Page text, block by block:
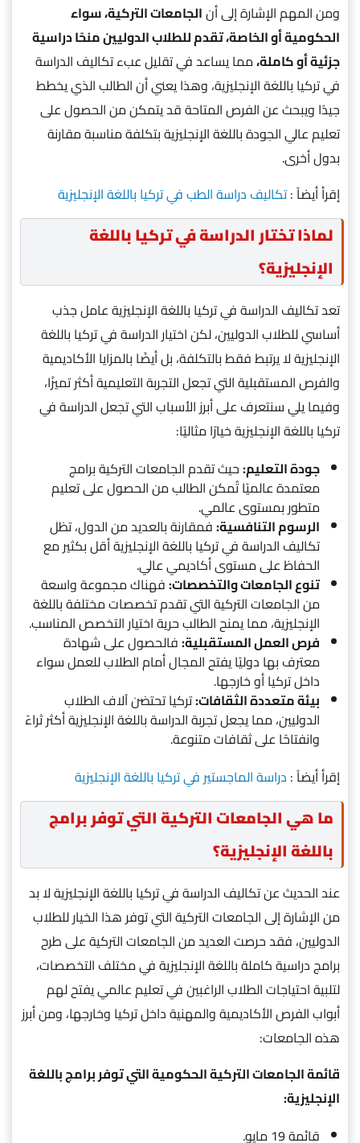
ومن المهم الإشارة إلى أنالجامعات التركية، سواء
الحكومية أو الخاصة، تقدم للطلاب الدوليين منحًا دراسية
جزئية أو كاملة،مما يساعد في تقليل عبء تكاليف الدراسة
في تركيا باللغة الإنجليزية، وهذا يعني أن الطالب الذي يخطط
جيدًا ويبحث عن الفرص المتاحة قد يتمكن من الحصول على
تعليم عالي الجودة باللغة الإنجليزية بتكلفة مناسبة مقارنة
بدول أخرى.
إقرأ أيضاً :تكاليف دراسة الطب في تركيا باللغة الإنجليزية
لماذا تختار الدراسة في تركيا باللغة
الإنجليزية؟
تعد تكاليف الدراسة في تركيا باللغة الإنجليزية عامل جذب
أساسي للطلاب الدوليين، لكن اختيار الدراسة في تركيا باللغة
الإنجليزية لا يرتبط فقط بالتكلفة، بل أيضًا بالمزايا الأكاديمية
والفرص المستقبلية التي تجعل التجربة التعليمية أكثر تميزًا،
وفيما يلي سنتعرف على أبرز الأسباب التي تجعل الدراسة في
تركيا باللغة الإنجليزية خيارًا مثاليًا:
جودة التعليم:حيث تقدم الجامعات التركية برامج
معتمدة عالميًا تُمكن الطالب من الحصول على تعليم
متطور بمستوى عالمي.
الرسوم التنافسية:فمقارنة بالعديد من الدول، تظل
تكاليف الدراسة في تركيا باللغة الإنجليزية أقل بكثير مع
الحفاظ على مستوى أكاديمي عالي.
تنوع الجامعات والتخصصات:فهناك مجموعة واسعة
من الجامعات التركية التي تقدم تخصصات مختلفة باللغة
الإنجليزية، مما يمنح الطالب حرية اختيار التخصص المناسب.
فرص العمل المستقبلية:فالحصول على شهادة
معترف بها دوليًا يفتح المجال أمام الطلاب للعمل سواء
داخل تركيا أو خارجها.
بيئة متعددة الثقافات:تركيا تحتضن آلاف الطلاب
الدوليين، مما يجعل تجربة الدراسة باللغة الإنجليزية أكثر ثراءً
وانفتاحًا على ثقافات متنوعة.
إقرأ أيضاً : دراسة الماجستير في تركيا باللغة الإنجليزية
ما هي الجامعات التركية التي توفر برامج
باللغة الإنجليزية؟
عند الحديث عن تكاليف الدراسة في تركيا باللغة الإنجليزية لا بد
من الإشارة إلى الجامعات التركية التي توفر هذا الخيار للطلاب
الدوليين، فقد حرصت العديد من الجامعات التركية على طرح
برامج دراسية كاملة باللغة الإنجليزية في مختلف التخصصات،
لتلبية احتياجات الطلاب الراغبين في تعليم عالمي يفتح لهم
أبواب الفرص الأكاديمية والمهنية داخل تركيا وخارجها، ومن أبرز
هذه الجامعات:
قائمة الجامعات التركية الحكومية التي توفر برامج باللغة
الإنجليزية:
قائمة 19 مايو.